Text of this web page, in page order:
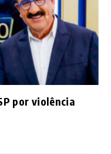
por violência